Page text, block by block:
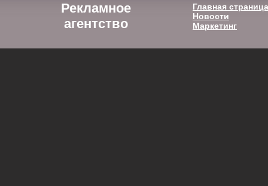
Рекламное
агентство
Главная страница
Новости
Маркетинг